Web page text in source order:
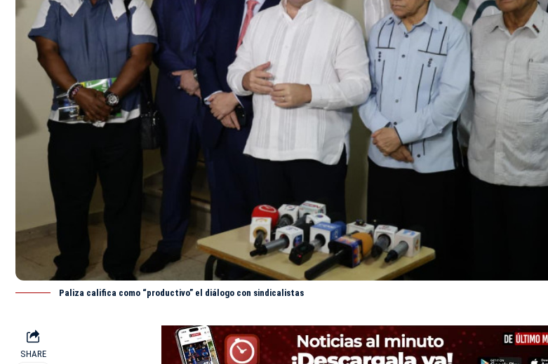
Paliza califica como “productivo” el diálogo con sindicalistas
SHARE